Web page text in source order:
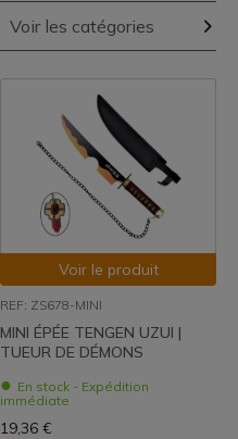
Voir les catégories
Voir le produit
REF: ZS678-MINI
MINI ÉPÉE TENGEN UZUI |
TUEUR DE DÉMONS
En stock - Expédition
immédiate
19,36 €